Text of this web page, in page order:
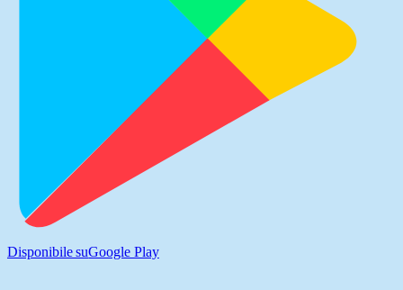
Disponibile suGoogle Play